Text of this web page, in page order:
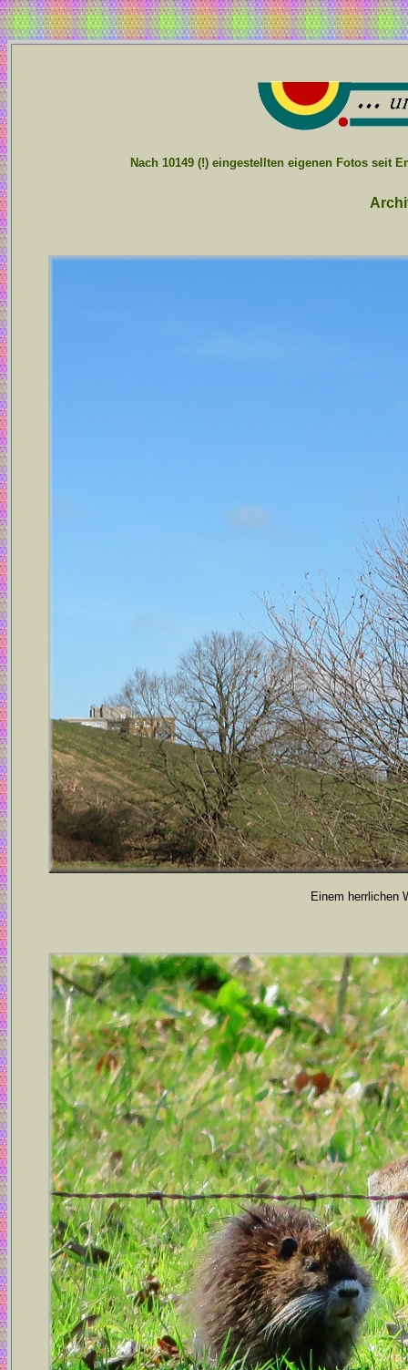
Nach 10149 (!) eingestellten eigenen Fotos seit
Einem herrlichen